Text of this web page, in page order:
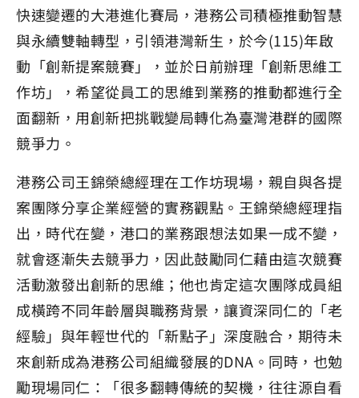
快速變遷的大港進化賽局，港務公司積極推動智慧
與永續雙軸轉型，引領港灣新生，於今(115)年啟
動「創新提案競賽」，並於日前辦理「創新思維工
作坊」，希望從員工的思維到業務的推動都進行全
面翻新，用創新把挑戰變局轉化為臺灣港群的國際
競爭力。
港務公司王錦榮總經理在工作坊現場，親自與各提
案團隊分享企業經營的實務觀點。王錦榮總經理指
出，時代在變，港口的業務跟想法如果一成不變，
就會逐漸失去競爭力，因此鼓勵同仁藉由這次競賽
活動激發出創新的思維；他也肯定這次團隊成員組
成橫跨不同年齡層與職務背景，讓資深同仁的「老
經驗」與年輕世代的「新點子」深度融合，期待未
來創新成為港務公司組織發展的DNA。同時，也勉
勵現場同仁：「很多翻轉傳統的契機，往往源自看